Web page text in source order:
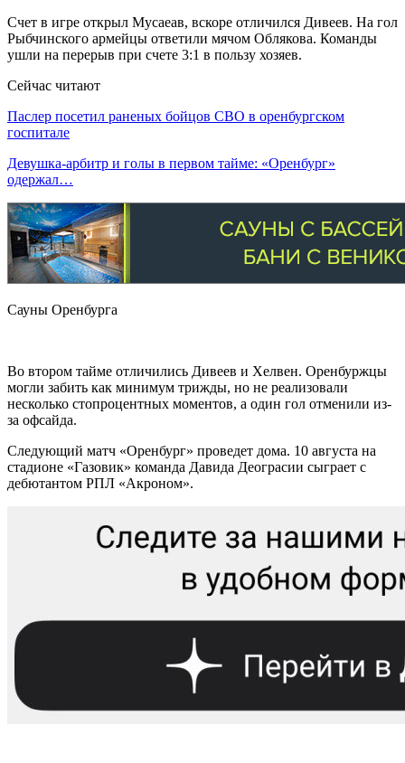
Счет в игре открыл Мусаеав, вскоре отличился Дивеев. На гол
Рыбчинского армейцы ответили мячом Облякова. Команды
ушли на перерыв при счете 3:1 в пользу хозяев.
Сейчас читают
Паслер посетил раненых бойцов СВО в оренбургском
госпитале
Девушка-арбитр и голы в первом тайме: «Оренбург»
одержал…
Сауны Оренбурга
Во втором тайме отличились Дивеев и Хелвен. Оренбуржцы
могли забить как минимум трижды, но не реализовали
несколько стопроцентных моментов, а один гол отменили из-
за офсайда.
Следующий матч «Оренбург» проведет дома. 10 августа на
стадионе «Газовик» команда Давида Деограсии сыграет с
дебютантом РПЛ «Акроном».